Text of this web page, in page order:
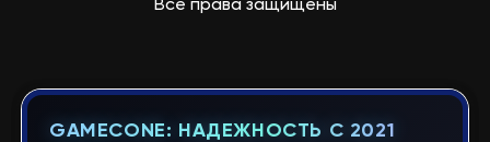
Все права защищены
GAMECONE: НАДЕЖНОСТЬ С 2021